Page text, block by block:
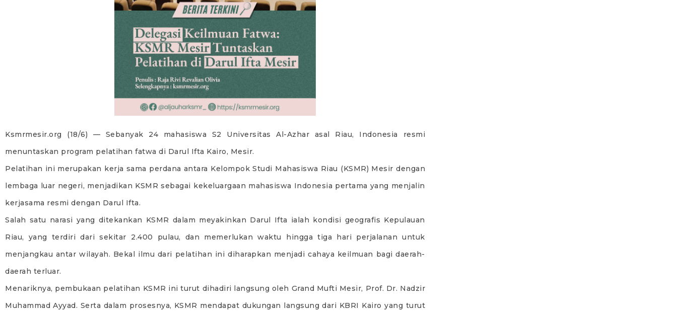
Ksmrmesir.org (18/6) — Sebanyak 24 mahasiswa S2 Universitas Al-Azhar asal Riau, Indonesia resmi
menuntaskan program pelatihan fatwa di Darul Ifta Kairo, Mesir.
Pelatihan ini merupakan kerja sama perdana antara Kelompok Studi Mahasiswa Riau (KSMR) Mesir dengan
lembaga luar negeri, menjadikan KSMR sebagai kekeluargaan mahasiswa Indonesia pertama yang menjalin
kerjasama resmi dengan Darul Ifta.
Salah satu narasi yang ditekankan KSMR dalam meyakinkan Darul Ifta ialah kondisi geografis Kepulauan
Riau, yang terdiri dari sekitar 2.400 pulau, dan memerlukan waktu hingga tiga hari perjalanan untuk
menjangkau antar wilayah. Bekal ilmu dari pelatihan ini diharapkan menjadi cahaya keilmuan bagi daerah-
daerah terluar.
Menariknya, pembukaan pelatihan KSMR ini turut dihadiri langsung oleh Grand Mufti Mesir, Prof. Dr. Nadzir
Muhammad Ayyad. Serta dalam prosesnya, KSMR mendapat dukungan langsung dari KBRI Kairo yang turut